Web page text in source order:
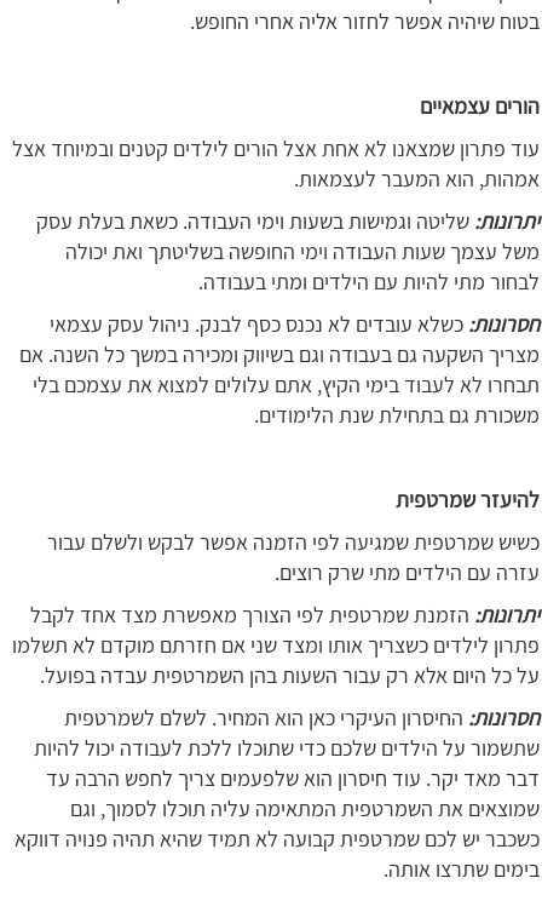
בטוח שיהיה אפשר לחזור אליה אחרי החופש.
הורים עצמאיים
עוד פתרון שמצאנו לא אחת אצל הורים לילדים קטנים ובמיוחד אצל
אמהות, הוא המעבר לעצמאות.
יתרונות: שליטה וגמישות בשעות וימי העבודה. כשאת בעלת עסק
משל עצמך שעות העבודה וימי החופשה בשליטתך ואת יכולה
לבחור מתי להיות עם הילדים ומתי בעבודה.
חסרונות: כשלא עובדים לא נכנס כסף לבנק. ניהול עסק עצמאי
מצריך השקעה גם בעבודה וגם בשיווק ומכירה במשך כל השנה. אם
תבחרו לא לעבוד בימי הקיץ, אתם עלולים למצוא את עצמכם בלי
משכורת גם בתחילת שנת הלימודים.
להיעזר שמרטפית
כשיש שמרטפית שמגיעה לפי הזמנה אפשר לבקש ולשלם עבור
עזרה עם הילדים מתי שרק רוצים.
יתרונות: הזמנת שמרטפית לפי הצורך מאפשרת מצד אחד לקבל
פתרון לילדים כשצריך אותו ומצד שני אם חזרתם מוקדם לא תשלמו
על כל היום אלא רק עבור השעות בהן השמרטפית עבדה בפועל.
חסרונות: החיסרון העיקרי כאן הוא המחיר. לשלם לשמרטפית
שתשמור על הילדים שלכם כדי שתוכלו ללכת לעבודה יכול להיות
דבר מאד יקר. עוד חיסרון הוא שלפעמים צריך לחפש הרבה עד
שמוצאים את השמרטפית המתאימה עליה תוכלו לסמוך, וגם
כשכבר יש לכם שמרטפית קבועה לא תמיד שהיא תהיה פנויה דווקא
בימים שתרצו אותה.